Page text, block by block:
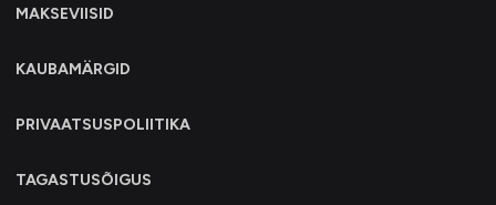
MAKSEVIISID
KAUBAMÄRGID
PRIVAATSUSPOLIITIKA
TAGASTUSÕIGUS